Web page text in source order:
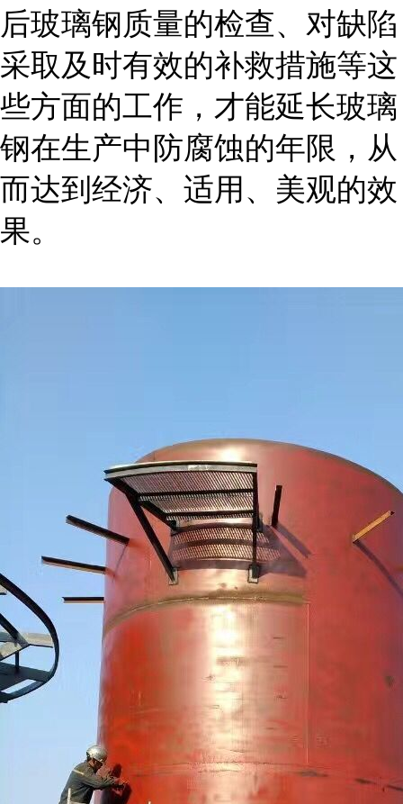
后玻璃钢质量的检查、对缺陷
采取及时有效的补救措施等这
些方面的工作，才能延长玻璃
钢在生产中防腐蚀的年限，从
而达到经济、适用、美观的效
果。